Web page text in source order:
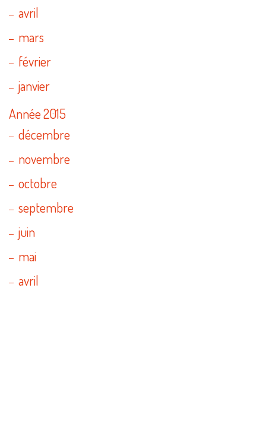
avril
mars
février
janvier
Année 2015
décembre
novembre
octobre
septembre
juin
mai
avril